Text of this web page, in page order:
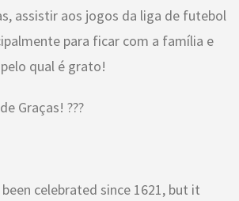
assistir aos jogos da liga de futebol
para ficar com a família e
pelo qual é grato!
Graças! ???
celebrated since 1621, but it